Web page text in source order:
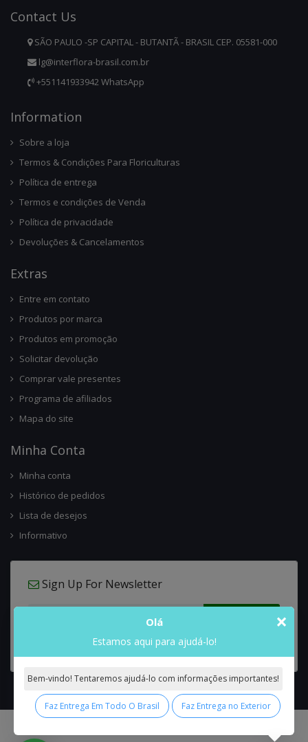
Contact Us
SÃO PAULO -SP CAPITAL - BUTANTÃ - BRASIL CEP. 05581-000
lg@interflora-brasil.com.br
+551141933942 WhatsApp
InforMation
Sobre a loja
Termos & Condições Para Floriculturas
Política de entrega
Termos e condições de Venda
Política de privacidade
Devoluções & Cancelamentos
ExtRas
Entre em contato
Produtos por marca
Produtos em promoção
Solicitar devolução
Comprar vale presentes
Programa de afiliados
Mapa do site
Minha Conta
Minha conta
Histórico de pedidos
Lista de desejos
Informativo
Sign Up For Newsletter
Interflora Brasil Intercambio Floral Nacional e Internacional© 2026 All
×
Olá
Estamos aqui para ajudá-lo!
Bem-vindo! Tentaremos ajudá-lo com informações importantes!
Faz Entrega Em Todo O Brasil Faz Entrega no Exterior